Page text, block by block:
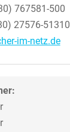
767581-500
27576-51310
im-netz.de